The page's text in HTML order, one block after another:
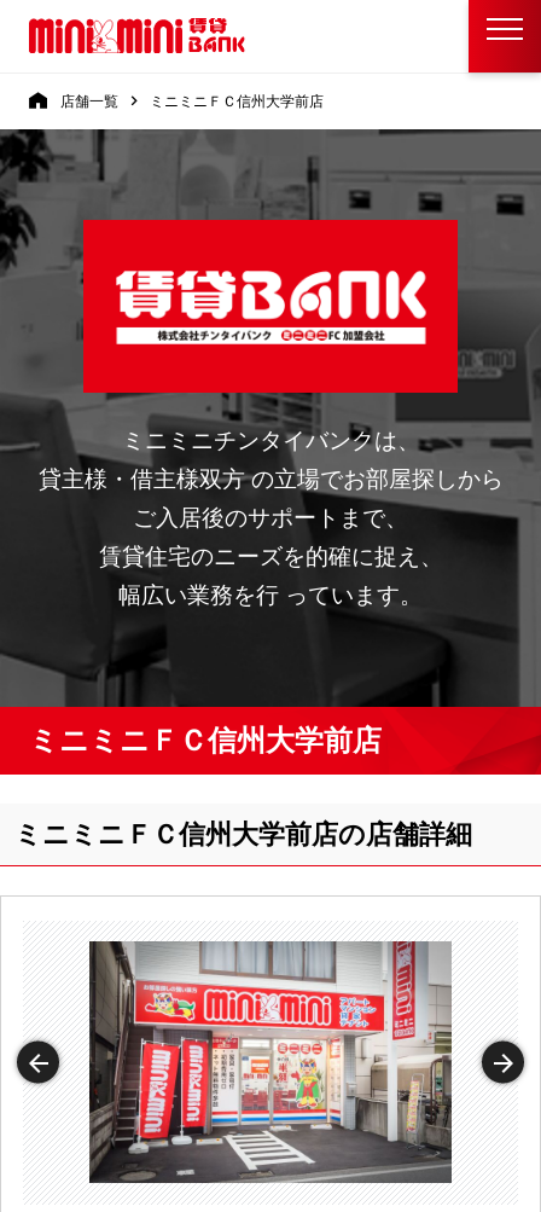
店舗一覧 ミニミニＦＣ信州大学前店
ミニミニチンタイバンクは、
貸主様・借主様双方 の立場でお部屋探しから
ご入居後のサポートまで、
賃貸住宅のニーズを的確に捉え、
幅広い業務を行 っています。
ミニミニＦＣ信州大学前店
ミニミニＦＣ信州大学前店の店舗詳細